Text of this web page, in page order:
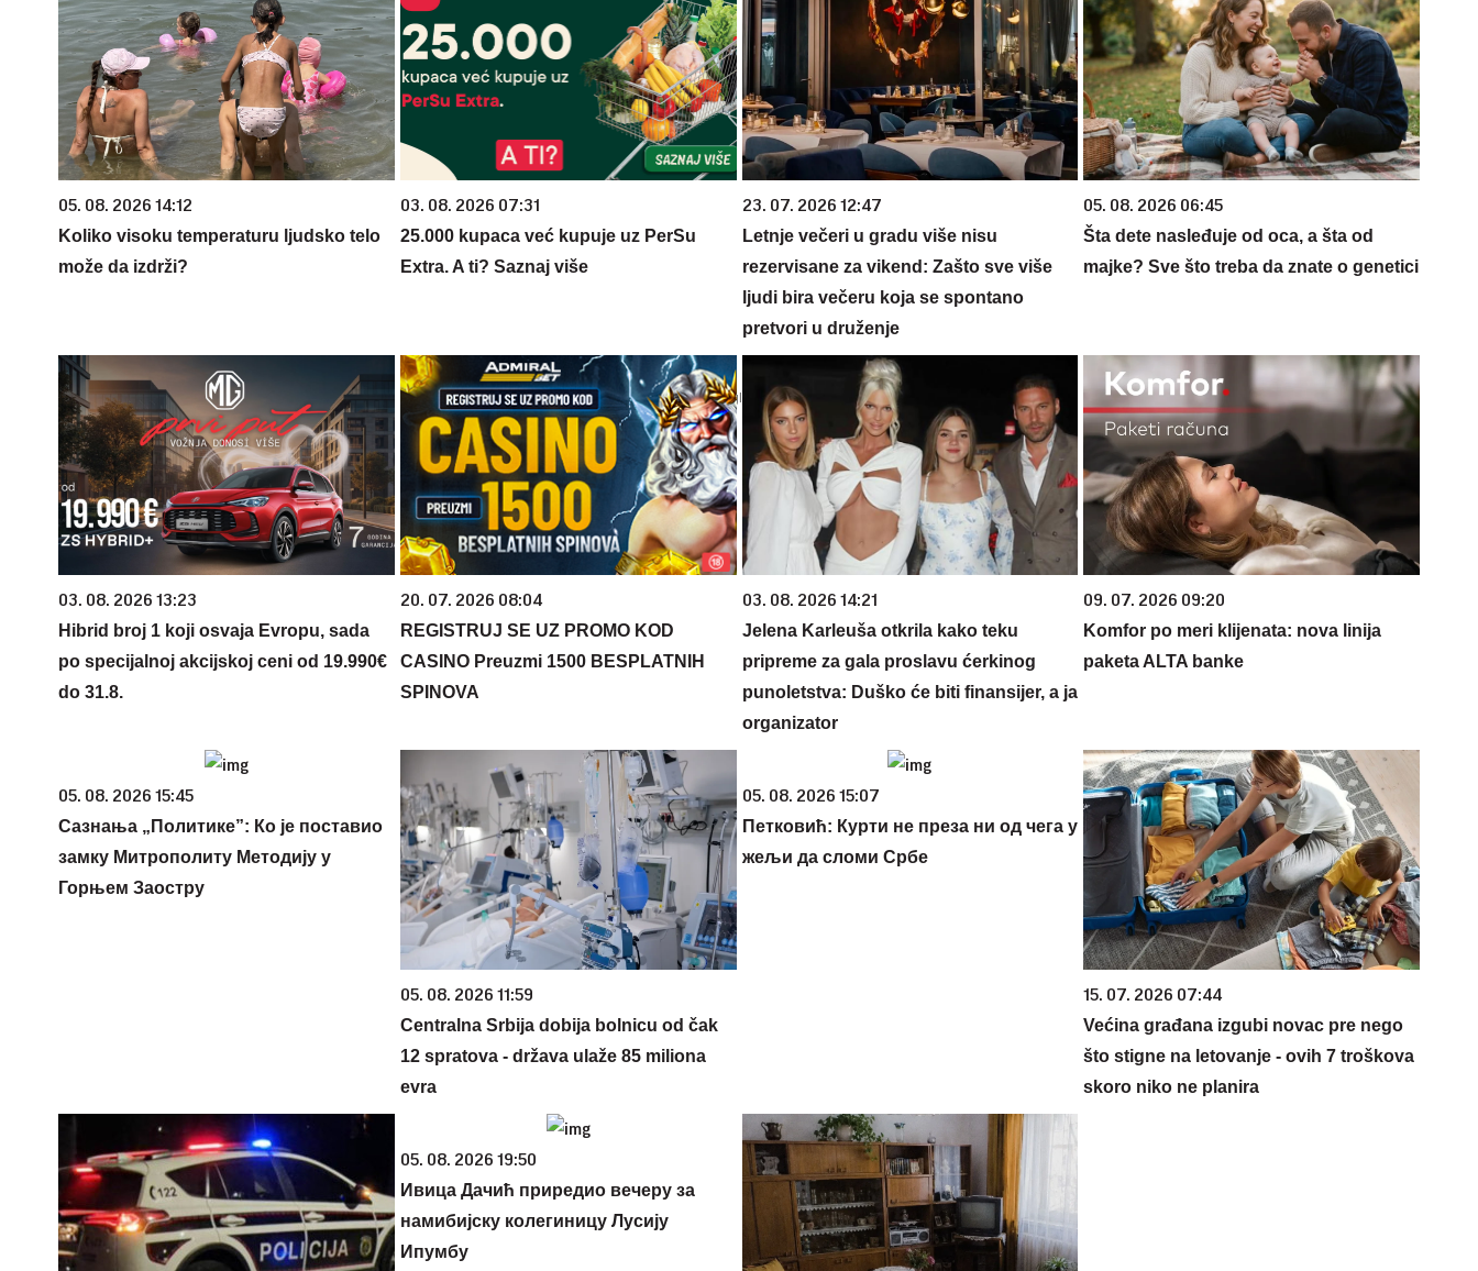
05. 08. 2026 14:12
Koliko visoku temperaturu ljudsko telo
može da izdrži?
03. 08. 2026 07:31
25.000 kupaca već kupuje uz PerSu
Extra. A ti? Saznaj više
23. 07. 2026 12:47
Letnje večeri u gradu više nisu
rezervisane za vikend: Zašto sve više
ljudi bira večeru koja se spontano
pretvori u druženje
05. 08. 2026 06:45
Šta dete nasleđuje od oca, a šta od
majke? Sve što treba da znate o genetici
03. 08. 2026 13:23
Hibrid broj 1 koji osvaja Evropu, sada
po specijalnoj akcijskoj ceni od 19.990€
do 31.8.
20. 07. 2026 08:04
REGISTRUJ SE UZ PROMO KOD
CASINO Preuzmi 1500 BESPLATNIH
SPINOVA
03. 08. 2026 14:21
Jelena Karleuša otkrila kako teku
pripreme za gala proslavu ćerkinog
punoletstva: Duško će biti finansijer, a ja
organizator
09. 07. 2026 09:20
Komfor po meri klijenata: nova linija
paketa ALTA banke
05. 08. 2026 15:45
Сазнања „Политике”: Ко је поставио
замку Митрополиту Методију у
Горњем Заостру
05. 08. 2026 11:59
Centralna Srbija dobija bolnicu od čak
12 spratova - država ulaže 85 miliona
evra
05. 08. 2026 15:07
Петковић: Курти не преза ни од чега у
жељи да сломи Србе
15. 07. 2026 07:44
Većina građana izgubi novac pre nego
što stigne na letovanje - ovih 7 troškova
skoro niko ne planira
05. 08. 2026 19:50
Ивица Дачић приредио вечеру за
намибијску колегиницу Лусију
Ипумбу